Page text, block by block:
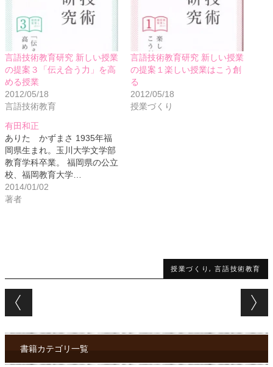
言語技術教育研究 新しい授業
の提案３「伝え合う力」を高
める授業
2012/05/18
言語技術教育
言語技術教育研究 新しい授業
の提案１楽しい授業はこう創
る
2012/05/18
授業づくり
有田和正
ありた かずまさ 1935年福
岡県生まれ。玉川大学文学部
教育学科卒業。 福岡県の公立
校、福岡教育大学…
2014/01/02
著者
授業づくり,言語技術教育
Post navigation
書籍カテゴリ一覧